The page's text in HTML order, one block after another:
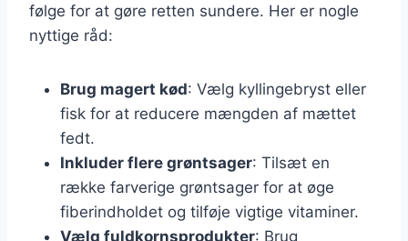
følge for at gøre retten sundere. Her er nogle
nyttige råd:
Brug magert kød: Vælg kyllingebryst eller
fisk for at reducere mængden af mættet
fedt.
Inkluder flere grøntsager: Tilsæt en
række farverige grøntsager for at øge
fiberindholdet og tilføje vigtige vitaminer.
Vælg fuldkornsprodukter: Brug